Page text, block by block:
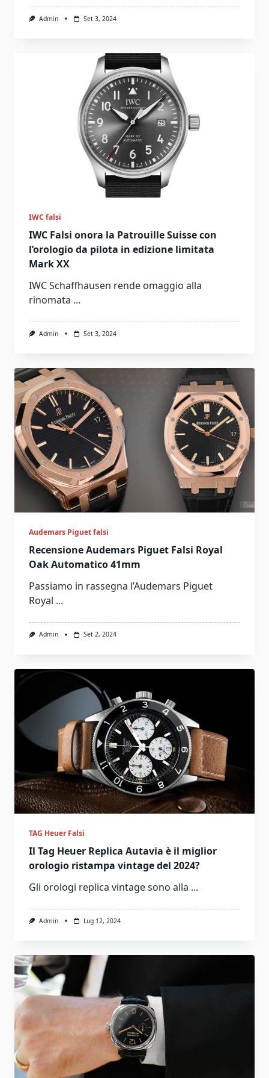
Admin Set 3, 2024
IWC falsi
IWC Falsi onora la Patrouille Suisse con
l’orologio da pilota in edizione limitata
Mark XX
IWC Schaffhausen rende omaggio alla
rinomata ...
Admin Set 3, 2024
Audemars Piguet falsi
Recensione Audemars Piguet Falsi Royal
Oak Automatico 41mm
Passiamo in rassegna l’Audemars Piguet
Royal ...
Admin Set 2, 2024
TAG Heuer Falsi
Il Tag Heuer Replica Autavia è il miglior
orologio ristampa vintage del 2024?
Gli orologi replica vintage sono alla ...
Admin Lug 12, 2024